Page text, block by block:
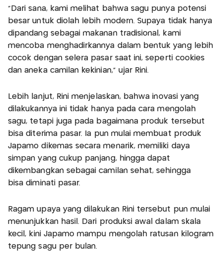
“Dari sana, kami melihat bahwa sagu punya potensi
besar untuk diolah lebih modern. Supaya tidak hanya
dipandang sebagai makanan tradisional, kami
mencoba menghadirkannya dalam bentuk yang lebih
cocok dengan selera pasar saat ini, seperti cookies
dan aneka camilan kekinian,” ujar Rini.
Lebih lanjut, Rini menjelaskan, bahwa inovasi yang
dilakukannya ini tidak hanya pada cara mengolah
sagu, tetapi juga pada bagaimana produk tersebut
bisa diterima pasar. Ia pun mulai membuat produk
Japamo dikemas secara menarik, memiliki daya
simpan yang cukup panjang, hingga dapat
dikembangkan sebagai camilan sehat, sehingga
bisa diminati pasar.
Ragam upaya yang dilakukan Rini tersebut pun mulai
menunjukkan hasil. Dari produksi awal dalam skala
kecil, kini Japamo mampu mengolah ratusan kilogram
tepung sagu per bulan.